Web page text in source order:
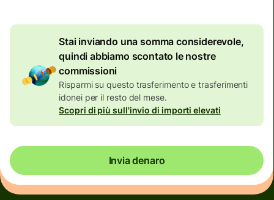
Stai inviando una somma considerevole,
quindi abbiamo scontato le nostre
commissioni
Risparmi su questo trasferimento e trasferimenti
idonei per il resto del mese.
Scopri di più sull'invio di importi elevati
Invia denaro